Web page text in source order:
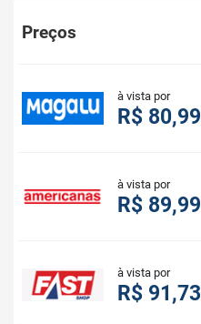
Preços
à vista por
R$ 80,99
à vista por
R$ 89,99
à vista por
R$ 91,73